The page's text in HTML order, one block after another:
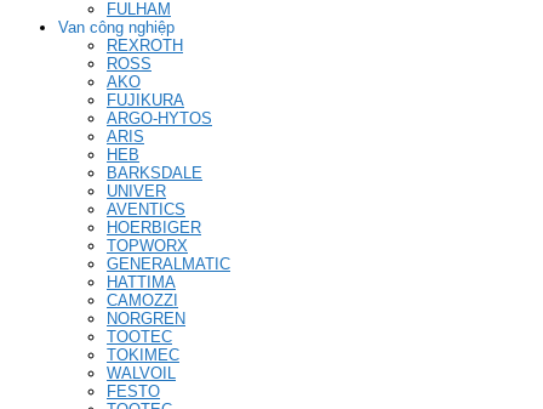
FULHAM
Van công nghiệp
REXROTH
ROSS
AKO
FUJIKURA
ARGO-HYTOS
ARIS
HEB
BARKSDALE
UNIVER
AVENTICS
HOERBIGER
TOPWORX
GENERALMATIC
HATTIMA
CAMOZZI
NORGREN
TOOTEC
TOKIMEC
WALVOIL
FESTO